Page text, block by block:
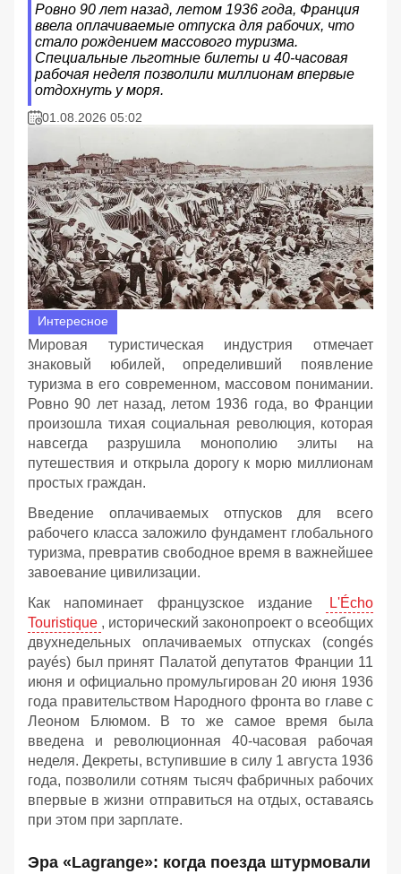
Ровно 90 лет назад, летом 1936 года, Франция
ввела оплачиваемые отпуска для рабочих, что
стало рождением массового туризма.
Специальные льготные билеты и 40-часовая
рабочая неделя позволили миллионам впервые
отдохнуть у моря.
01.08.2026 05:02
Интересное
Мировая туристическая индустрия отмечает
знаковый юбилей, определивший появление
туризма в его современном, массовом понимании.
Ровно 90 лет назад, летом 1936 года, во Франции
произошла тихая социальная революция, которая
навсегда разрушила монополию элиты на
путешествия и открыла дорогу к морю миллионам
простых граждан.
Введение оплачиваемых отпусков для всего
рабочего класса заложило фундамент глобального
туризма, превратив свободное время в важнейшее
завоевание цивилизации.
Как напоминает французское издание
L'Écho
Touristique , исторический законопроект о всеобщих
двухнедельных оплачиваемых отпусках (congés
payés) был принят Палатой депутатов Франции 11
июня и официально промульгирован 20 июня 1936
года правительством Народного фронта во главе с
Леоном Блюмом. В то же самое время была
введена и революционная 40-часовая рабочая
неделя. Декреты, вступившие в силу 1 августа 1936
года, позволили сотням тысяч фабричных рабочих
впервые в жизни отправиться на отдых, оставаясь
при этом при зарплате.
Эра «Lagrange»: когда поезда штурмовали